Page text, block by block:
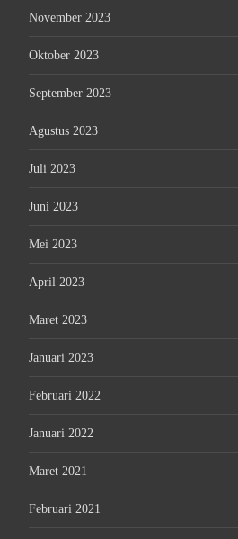
November 2023
Oktober 2023
September 2023
Agustus 2023
Juli 2023
Juni 2023
Mei 2023
April 2023
Maret 2023
Januari 2023
Februari 2022
Januari 2022
Maret 2021
Februari 2021